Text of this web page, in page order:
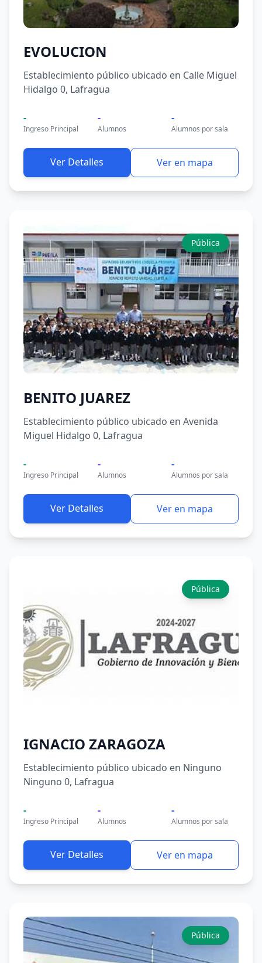
EVOLUCION
Establecimiento público ubicado en Calle Miguel
Hidalgo 0, Lafragua
-
Ingreso Principal
-
Alumnos
-
Alumnos por sala
Ver Detalles Ver en mapa
Pública
BENITO JUAREZ
Establecimiento público ubicado en Avenida
Miguel Hidalgo 0, Lafragua
-
Ingreso Principal
-
Alumnos
-
Alumnos por sala
Ver Detalles Ver en mapa
Pública
IGNACIO ZARAGOZA
Establecimiento público ubicado en Ninguno
Ninguno 0, Lafragua
-
Ingreso Principal
-
Alumnos
-
Alumnos por sala
Ver Detalles Ver en mapa
Pública